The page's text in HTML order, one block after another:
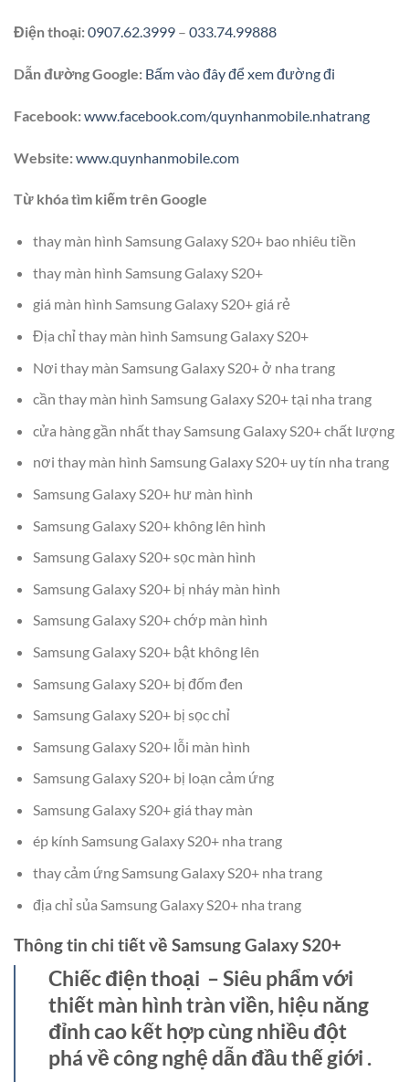
Điện thoại:0907.62.3999 – 033.74.99888
Dẫn đường Google: Bấm vào đây để xem đường đi
Facebook:www.facebook.com/quynhanmobile.nhatrang
Website:www.quynhanmobile.com
Từ khóa tìm kiếm trên Google
thay màn hình Samsung Galaxy S20+ bao nhiêu tiền
thay màn hình Samsung Galaxy S20+
giá màn hình Samsung Galaxy S20+ giá rẻ
Địa chỉ thay màn hình Samsung Galaxy S20+
Nơi thay màn Samsung Galaxy S20+ ở nha trang
cần thay màn hình Samsung Galaxy S20+ tại nha trang
cửa hàng gần nhất thay Samsung Galaxy S20+ chất lượng
nơi thay màn hình Samsung Galaxy S20+ uy tín nha trang
Samsung Galaxy S20+ hư màn hình
Samsung Galaxy S20+ không lên hình
Samsung Galaxy S20+ sọc màn hình
Samsung Galaxy S20+ bị nháy màn hình
Samsung Galaxy S20+ chớp màn hình
Samsung Galaxy S20+ bật không lên
Samsung Galaxy S20+ bị đốm đen
Samsung Galaxy S20+ bị sọc chỉ
Samsung Galaxy S20+ lỗi màn hình
Samsung Galaxy S20+ bị loạn cảm ứng
Samsung Galaxy S20+ giá thay màn
ép kính Samsung Galaxy S20+ nha trang
thay cảm ứng Samsung Galaxy S20+ nha trang
địa chỉ sủa Samsung Galaxy S20+ nha trang
Thông tin chi tiết về Samsung Galaxy S20+
Chiếc điện thoại – Siêu phẩm với
thiết màn hình tràn viền, hiệu năng
đỉnh cao kết hợp cùng nhiều đột
phá về công nghệ dẫn đầu thế giới .